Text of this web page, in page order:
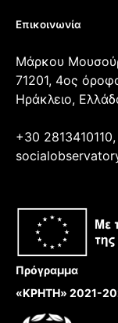
Επικοινωνία
Μάρκου
71201, 4ος
Ηράκλειο,
+30
Πρόγραμμα
«ΚΡΗΤΗ» 2021-